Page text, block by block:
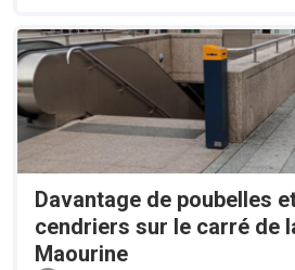
Davantage de poubelles
cendriers sur le carré de
Maourine